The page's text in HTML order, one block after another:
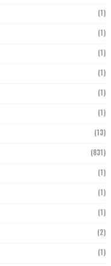
(1)
(1)
(1)
(1)
(1)
(1)
(13)
(831)
(1)
(1)
(1)
(2)
(1)